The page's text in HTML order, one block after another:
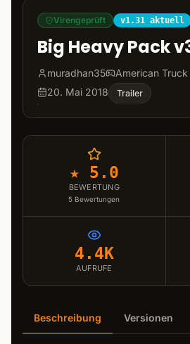
Virengeprüft v1.31 aktuell
Big Heavy Pack
muradhan35
American
20. Mai 2018
Trailer
★ 5.0
BEWERTUNG
5 Bewertungen
4.4K
AUFRUFE
Beschreibung Versionen